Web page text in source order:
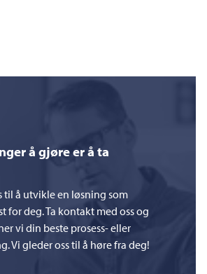
å gjøre er å ta
til å utvikle en løsning som
for deg. Ta kontakt med oss og
vi din beste prosess- eller
Vi gleder oss til å høre fra deg!